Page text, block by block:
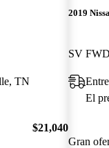
TN
$21,040
2019
SV FWD
El
Gran